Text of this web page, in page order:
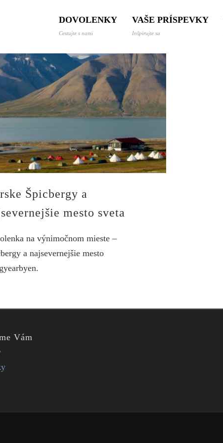
DOVOLENKY
Cestujte s nami
VAŠE PRÍSPEVKY
Inšpirujte sa
Špicbergy a
mesto sveta
na výnimočnom mieste –
a najsevernejšie mesto
Vám